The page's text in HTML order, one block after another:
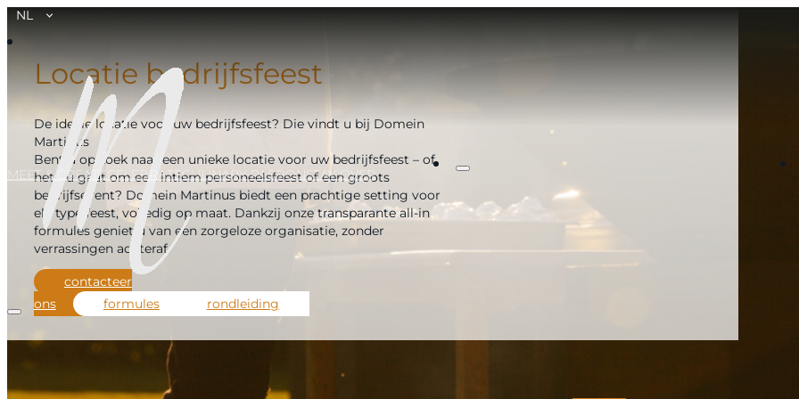
NL
MEET & CREATE CELEBRATECULINARY PASSIONSTAY OVER
Locatie bedrijfsfeest
De ideale locatie voor uw bedrijfsfeest? Die vindt u bij Domein
Martinus
Bent u op zoek naar een unieke locatie voor uw bedrijfsfeest – of
het nu gaat om een intiem personeelsfeest of een groots
bedrijfsevent? Domein Martinus biedt een prachtige setting voor
elk type feest, volledig op maat. Dankzij onze transparante all-in
formules geniet u van een zorgeloze organisatie, zonder
verrassingen achteraf.
contacteer
ons
formules rondleiding